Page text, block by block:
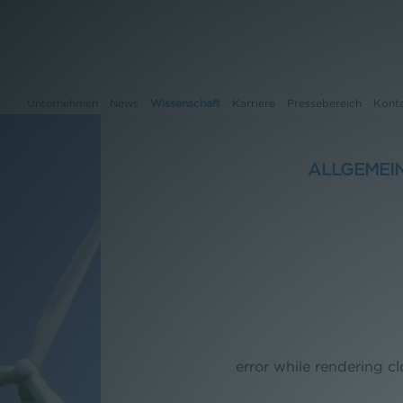
Wissenschaft Karriere Pressebereich
error while rendering